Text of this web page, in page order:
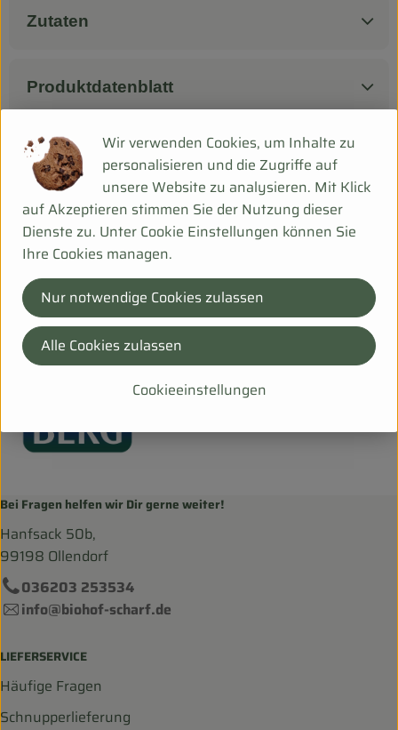
Zutaten
Produktdatenblatt
Herkunft
Hersteller: BOM
BIOvomBERG
Bei Fragen helfen wir Dir gerne weiter!
Hanfsack 50b,
99198 Ollendorf
036203 253534
info@biohof-scharf.de
LIEFERSERVICE
Häufige Fragen
Schnupperlieferung
Wir verwenden Cookies, um Inhalte zu
personalisieren und die Zugriffe auf
unsere Website zu analysieren. Mit Klick
auf Akzeptieren stimmen Sie der Nutzung dieser
Dienste zu. Unter Cookie Einstellungen können Sie
Ihre Cookies managen.
Cookieeinstellungen
Nur notwendige Cookies zulassen
Alle Cookies zulassen